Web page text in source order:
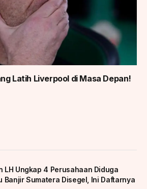
Latih Liverpool di Masa Depan!
LH Ungkap 4 Perusahaan Diduga
Banjir Sumatera Disegel, Ini Daftarnya